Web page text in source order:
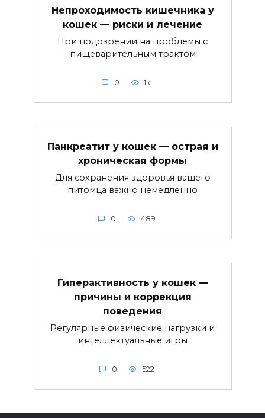
Непроходимость кишечника у
кошек — риски и лечение
При подозрении на проблемы с
пищеварительным трактом
0 1к.
Панкреатит у кошек — острая и
хроническая формы
Для сохранения здоровья вашего
питомца важно немедленно
0 489
Гиперактивность у кошек —
причины и коррекция
поведения
Регулярные физические нагрузки и
интеллектуальные игры
0 522